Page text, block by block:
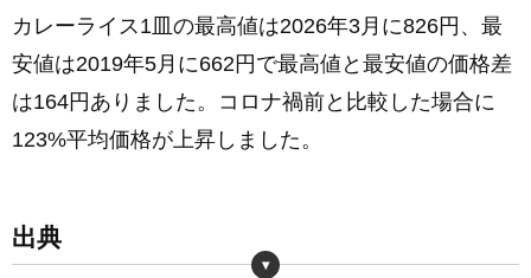
2025年10月 810円
2025年9月 808円
2025年8月 807円
2025年6月 799円
カレーライス1皿の最高値は2026年3月に826円、最
安値は2019年5月に662円で最高値と最安値の価格差
は164円ありました。コロナ禍前と比較した場合に
123%平均価格が上昇しました。
出典